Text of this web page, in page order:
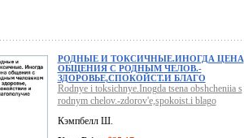
РОДНЫЕ И ТОКСИЧНЫЕ.ИНОГДА ЦЕНА
ОБЩЕНИЯ С РОДНЫМ ЧЕЛОВ.-
ЗДОРОВЬЕ,СПОКОЙСТ.И БЛАГО
Rodnye i toksichnye.Inogda tsena obshcheniia s
rodnym chelov.-zdorov'e,spokoist.i blago
Кэмпбелл Ш.